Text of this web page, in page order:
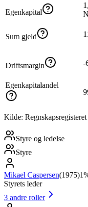
Egenkapital
Sum gjeld
Driftsmargin -
Egenkapitalandel
Kilde:
Styre og ledelse
Styre
Mikael Caspersen(1975)
Styrets leder
3 andre roller